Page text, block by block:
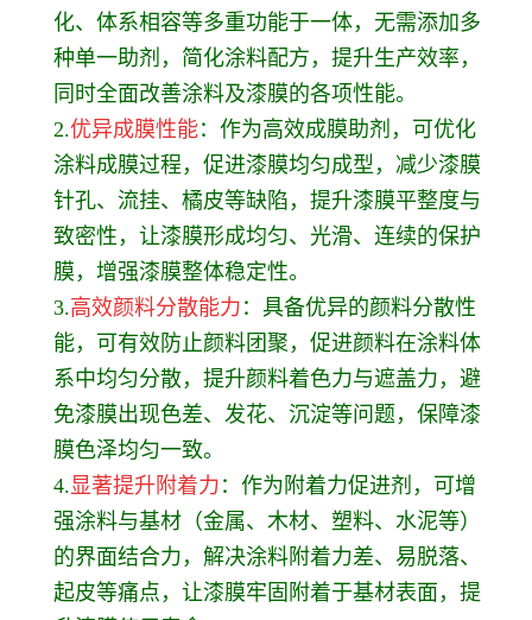
化、体系相容等多重功能于一体，无需添加多
种单一助剂，简化涂料配方，提升生产效率，
同时全面改善涂料及漆膜的各项性能。
2.优异成膜性能：作为高效成膜助剂，可优化
涂料成膜过程，促进漆膜均匀成型，减少漆膜
针孔、流挂、橘皮等缺陷，提升漆膜平整度与
致密性，让漆膜形成均匀、光滑、连续的保护
膜，增强漆膜整体稳定性。
3.高效颜料分散能力 ：具备优异的颜料分散性
能，可有效防止颜料团聚，促进颜料在涂料体
系中均匀分散，提升颜料着色力与遮盖力，避
免漆膜出现色差、发花、沉淀等问题，保障漆
膜色泽均匀一致。
4.显著提升附着力 ：作为附着力促进剂，可增
强涂料与基材（金属、木材、塑料、水泥等）
的界面结合力，解决涂料附着力差、易脱落、
起皮等痛点，让漆膜牢固附着于基材表面，提